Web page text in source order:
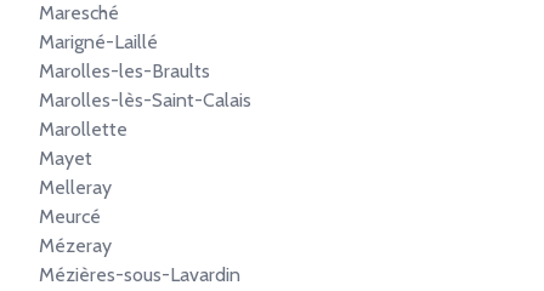
Maresché
Marigné-Laillé
Marolles-les-Braults
Marolles-lès-Saint-Calais
Marollette
Mayet
Melleray
Meurcé
Mézeray
Mézières-sous-Lavardin